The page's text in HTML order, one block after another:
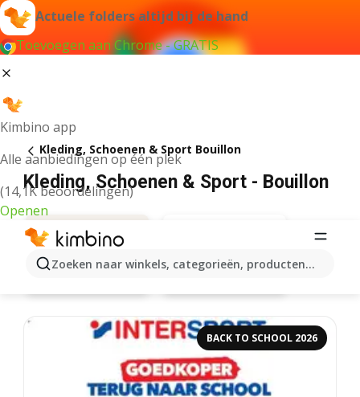
Actuele folders altijd bij de hand
Toevoegen aan Chrome - GRATIS
Kimbino app
Alle aanbiedingen op één plek
(14,1K beoordelingen)
Openen
Zoeken naar winkels, categorieën, producten...
Kleding, Schoenen & Sport Bouillon
Kleding, Schoenen & Sport - Bouillon
BACK TO SCHOOL 2026